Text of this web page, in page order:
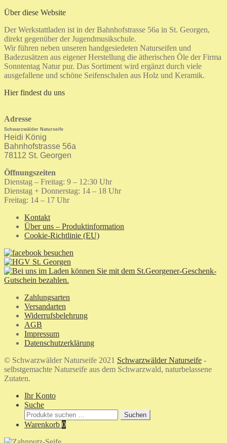
Über diese Website
Der Werkstattladen ist in der Bahnhofstrasse 56a in St. Georgen,
direkt gegenüber der Jugendmusikschule.
Wir führen neben unseren handgesiedeten Naturseifen und
Badezusätzen aus eigener Herstellung die ätherischen Öle der Firma
Sonntentag Natur pur. Das Sortiment wird ergänzt durch viele
ausgefallene und schöne Seifenschalen aus Holz und Keramik.
Hier findest du uns
Adresse
Schwarzwälder Naturseife
Heidi König
Bahnhofstrasse 56a
78112 St. Georgen
Öffnungszeiten
Dienstag – Freitag: 9 – 12:30 Uhr
Dienstag + Donnerstag: 14 – 18 Uhr
Freitag: 14 – 17 Uhr
Kontakt
Über uns – Produktinformation
Cookie-Richtlinie (EU)
Zahlungsarten
Versandarten
Widerrufsbelehrung
AGB
Impressum
Datenschutzerklärung
© Schwarzwälder Naturseife 2021 Schwarzwälder Naturseife -
selbstgemachte Naturseife aus dem Schwarzwald, naturbelassene
Zutaten.
Ihr Konto
Suche
Suchen
nach:
Suchen
Warenkorb 0